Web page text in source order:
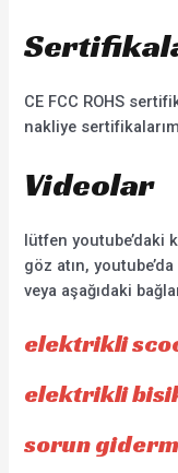
CE FCC ROHS
nakliye
Videolar
lütfen youtube’daki
göz atın,
veya aşağıdaki
elektrikli
elektrikli
sorun